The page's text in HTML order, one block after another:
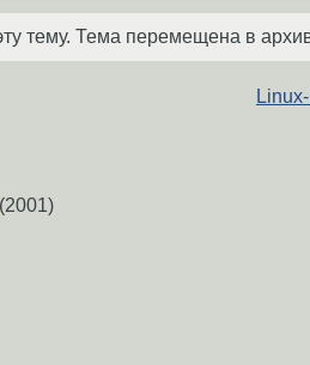
тему. Тема перемещена в
Linux-
(2001)